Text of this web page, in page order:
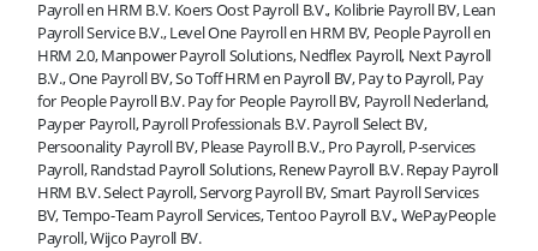
Payroll en HRM B.V. Koers Oost Payroll B.V., Kolibrie Payroll BV, Lean
Payroll Service B.V., Level One Payroll en HRM BV, People Payroll en
HRM 2.0, Manpower Payroll Solutions, Nedflex Payroll, Next Payroll
B.V., One Payroll BV, So Toff HRM en Payroll BV, Pay to Payroll, Pay
for People Payroll B.V. Pay for People Payroll BV, Payroll Nederland,
Payper Payroll, Payroll Professionals B.V. Payroll Select BV,
Persoonality Payroll BV, Please Payroll B.V., Pro Payroll, P-services
Payroll, Randstad Payroll Solutions, Renew Payroll B.V. Repay Payroll
HRM B.V. Select Payroll, Servorg Payroll BV, Smart Payroll Services
BV, Tempo-Team Payroll Services, Tentoo Payroll B.V., WePayPeople
Payroll, Wijco Payroll BV.